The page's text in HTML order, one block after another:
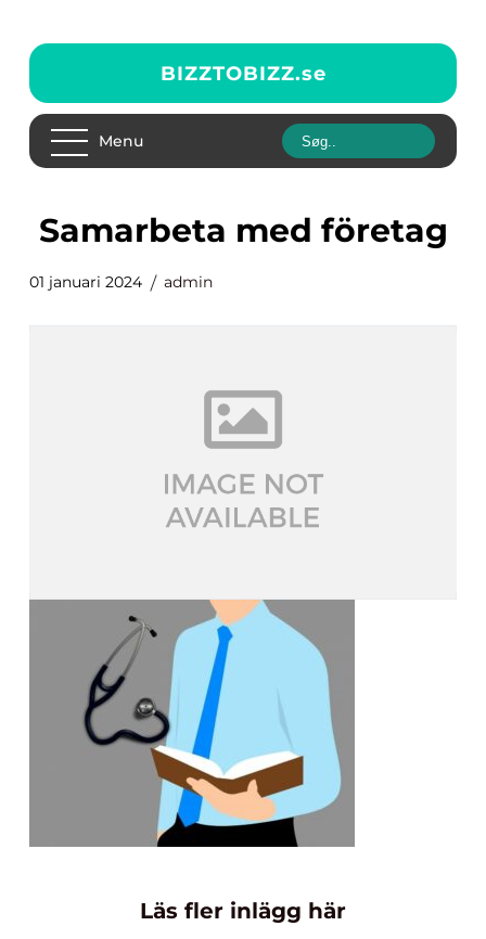
BIZZTOBIZZ.se
Menu
samarbeta med företag
01 januari 2024 admin
Läs fler inlägg här